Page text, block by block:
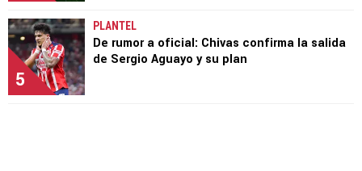
5
PLANTEL
De rumor a oficial: Chivas confirma la salida
de Sergio Aguayo y su plan